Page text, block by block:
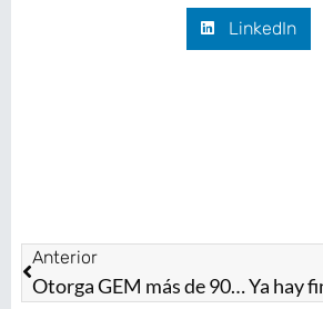
LinkedIn
Anterior
Otorga GEM más de 900 consultas médicas gratuitas en la primera semana de las Caravanas de Salud por el Bienestar